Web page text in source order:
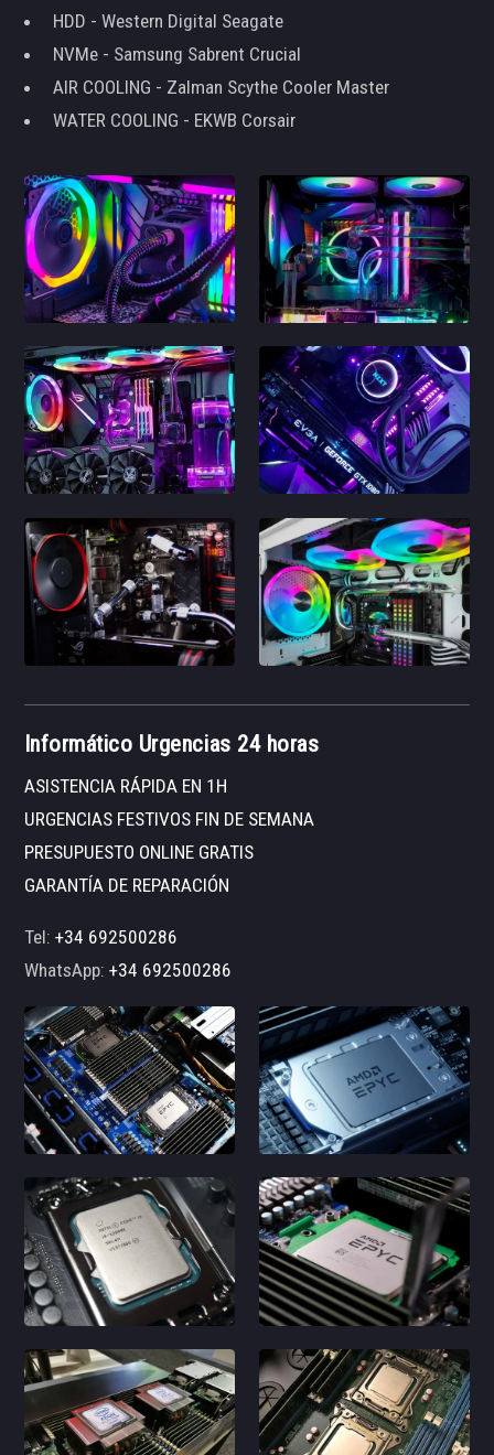
HDD - Western Digital Seagate
NVMe - Samsung Sabrent Crucial
AIR COOLING - Zalman Scythe Cooler Master
WATER COOLING - EKWB Corsair
Informático Urgencias 24 horas
ASISTENCIA RÁPIDA EN 1H
URGENCIAS FESTIVOS FIN DE SEMANA
PRESUPUESTO ONLINE GRATIS
GARANTÍA DE REPARACIÓN
Tel:+34 692500286
WhatsApp:+34 692500286